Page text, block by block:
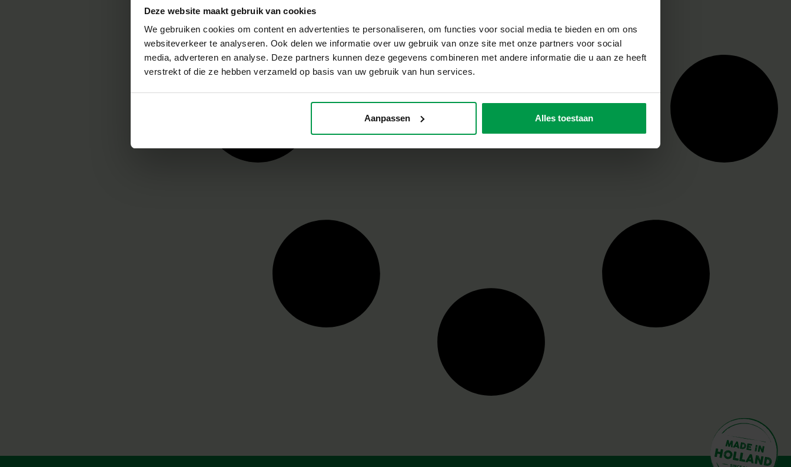
Deze website maakt gebruik van cookies
We gebruiken cookies om content en advertenties te personaliseren, om functies voor social media te bieden en om ons
websiteverkeer te analyseren. Ook delen we informatie over uw gebruik van onze site met onze partners voor social
media, adverteren en analyse. Deze partners kunnen deze gegevens combineren met andere informatie die u aan ze heeft
verstrekt of die ze hebben verzameld op basis van uw gebruik van hun services.
Aanpassen Alles toestaan